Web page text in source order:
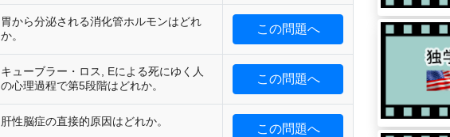
胃から分泌される消化管ホルモンはどれ
か。
この問題へ
キューブラー・ロス, Eによる死にゆく人
の心理過程で第5段階はどれか。
この問題へ
肝性脳症の直接的原因はどれか。
この問題へ